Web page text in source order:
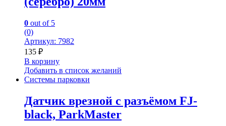
0 out of 5
(0)
Артикул: 7982
135 ₽
В корзину
Добавить в список желаний
Системы парковки
Датчик врезной с разъёмом FJ-
black, ParkMaster